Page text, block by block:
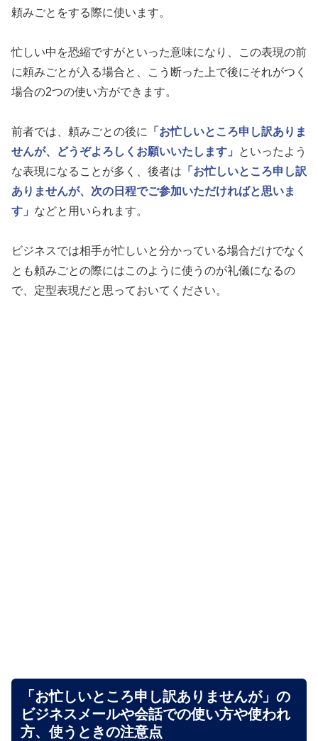
頼みごとをする際に使います。
忙しい中を恐縮ですがといった意味になり、この表現の前
に頼みごとが入る場合と、こう断った上で後にそれがつく
場合の2つの使い方ができます。
前者では、頼みごとの後に
「お忙しいところ申し訳ありま
せんが、どうぞよろしくお願いいたします」
といったよう
な表現になることが多く、後者は 「お忙しいところ申し訳
ありませんが、次の日程でご参加いただければと思いま
す」 などと用いられます。
ビジネスでは相手が忙しいと分かっている場合だけでなく
とも頼みごとの際にはこのように使うのが礼儀になるの
で、定型表現だと思っておいてください。
「お忙しいところ申し訳ありませんが」の
ビジネスメールや会話での使い方や使われ
方、使うときの注意点